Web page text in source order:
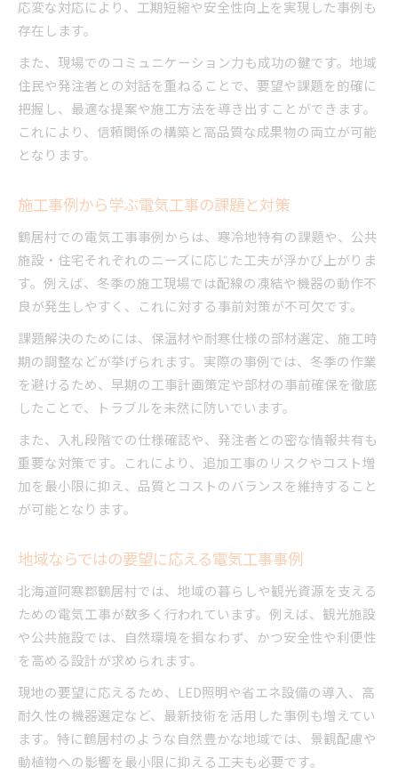
応変な対応により、工期短縮や安全性向上を実現した事例も
存在します。
また、現場でのコミュニケーション力も成功の鍵です。地域
住民や発注者との対話を重ねることで、要望や課題を的確に
把握し、最適な提案や施工方法を導き出すことができます。
これにより、信頼関係の構築と高品質な成果物の両立が可能
となります。
施工事例から学ぶ電気工事の課題と対策
鶴居村での電気工事事例からは、寒冷地特有の課題や、公共
施設・住宅それぞれのニーズに応じた工夫が浮かび上がりま
す。例えば、冬季の施工現場では配線の凍結や機器の動作不
良が発生しやすく、これに対する事前対策が不可欠です。
課題解決のためには、保温材や耐寒仕様の部材選定、施工時
期の調整などが挙げられます。実際の事例では、冬季の作業
を避けるため、早期の工事計画策定や部材の事前確保を徹底
したことで、トラブルを未然に防いでいます。
また、入札段階での仕様確認や、発注者との密な情報共有も
重要な対策です。これにより、追加工事のリスクやコスト増
加を最小限に抑え、品質とコストのバランスを維持すること
が可能となります。
地域ならではの要望に応える電気工事事例
北海道阿寒郡鶴居村では、地域の暮らしや観光資源を支える
ための電気工事が数多く行われています。例えば、観光施設
や公共施設では、自然環境を損なわず、かつ安全性や利便性
を高める設計が求められます。
現地の要望に応えるため、LED照明や省エネ設備の導入、高
耐久性の機器選定など、最新技術を活用した事例も増えてい
ます。特に鶴居村のような自然豊かな地域では、景観配慮や
動植物への影響を最小限に抑える工夫も必要です。